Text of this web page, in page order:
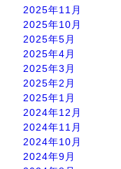
2025年11月
2025年10月
2025年5月
2025年4月
2025年3月
2025年2月
2025年1月
2024年12月
2024年11月
2024年10月
2024年9月